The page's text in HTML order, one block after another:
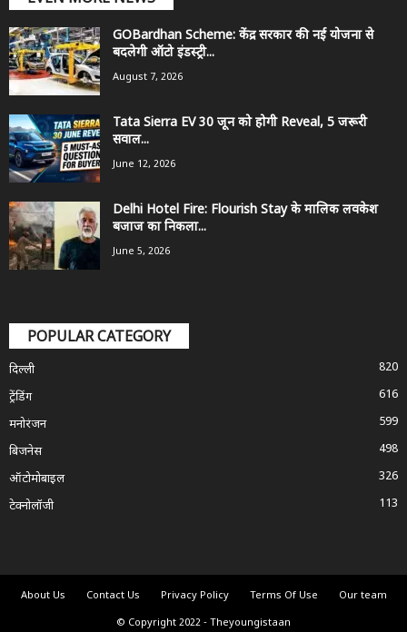
GOBardhan Scheme: केंद्र सरकार की नई योजना से
बदलेगी ऑटो इंडस्ट्री...
August 7, 2026
Tata Sierra EV 30 जून को होगी Reveal, 5 जरूरी
सवाल...
June 12, 2026
Delhi Hotel Fire: Flourish Stay के मालिक लवकेश
बजाज का निकला...
June 5, 2026
POPULAR CATEGORY
दिल्ली
820
ट्रेंडिंग
616
मनोरंजन
599
बिजनेस
498
ऑटोमोबाइल
326
टेक्नोलॉजी
113
About Us Contact Us Privacy Policy Terms Of Use Our team
© Copyright 2022 - Theyoungistaan